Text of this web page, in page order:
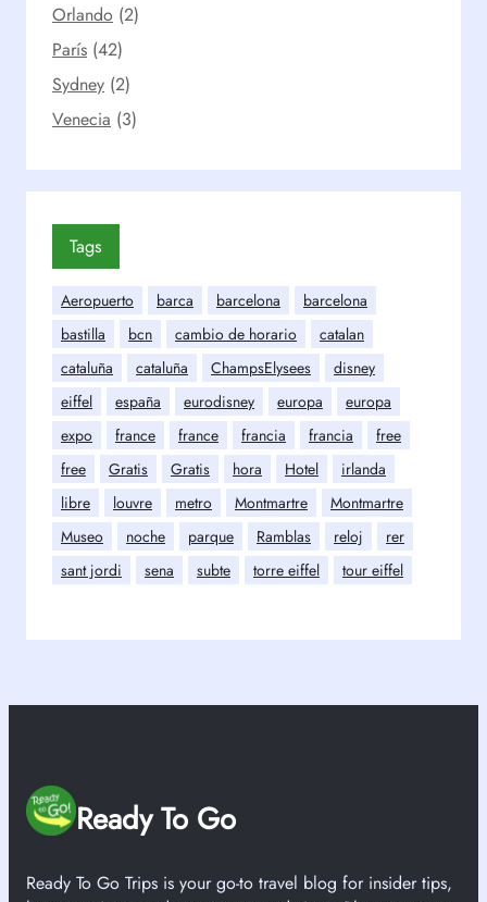
Orlando (2)
París (42)
Sydney (2)
Venecia (3)
Tags
Aeropuerto barca barcelona
barcelona
bastilla
bcn cambio de horario
catalan
cataluña
cataluña ChampsElysees
disney
eiffel
españa eurodisney europa
europa
expo
france france francia francia
free
free
Gratis Gratis hora Hotel
irlanda
libre
louvre metro Montmartre
Montmartre
Museo
noche parque Ramblas reloj
rer
sant jordi
sena subte torre eiffel tour eiffel
Ready To Go
Ready To Go Trips is your go-to travel blog for insider tips,